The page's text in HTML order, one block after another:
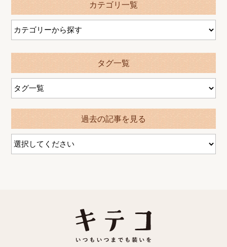
カテゴリ一覧
タグ一覧
過去の記事を見る